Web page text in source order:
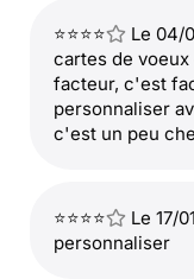
⭐⭐⭐⭐
Le 04/
cartes de
facteur, c'est
personnaliser
c'est un peu
⭐⭐⭐⭐
Le 17/
personnaliser